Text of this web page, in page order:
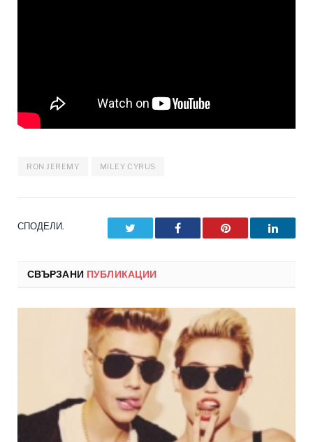
RON JEREMY MILEY CYRUS
СПОДЕЛИ. Facebook Pinterest
СВЪРЗАНИ ПУБЛИКАЦИИ